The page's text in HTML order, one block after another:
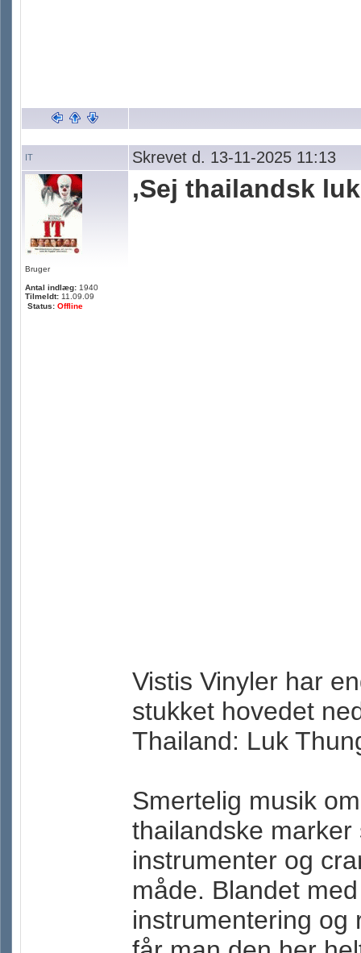
IT Skrevet d. 13-11-2025 11:13
Bruger
Antal indlæg: 1940
Tilmeldt: 11.09.09
Status: Offline
,Sej thailandsk
Vistis Vinyler har
stukket hovedet
Thailand: Luk
Smertelig musik
thailandske
instrumenter og
måde. Blandet
instrumentering og